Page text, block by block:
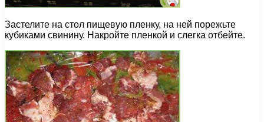
Застелите на стол пищевую пленку, на ней порежьте
кубиками свинину. Накройте пленкой и слегка отбейте.